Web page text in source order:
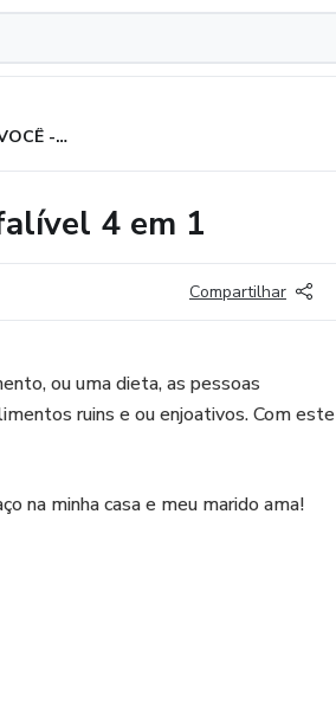
COMBO SECA VOCÊ - Emagrecimento Infalível 4 em 1
4 em 1
Compartilhar
ou uma dieta, as pessoas
ruins e ou enjoativos. Com este
na minha casa e meu marido ama!